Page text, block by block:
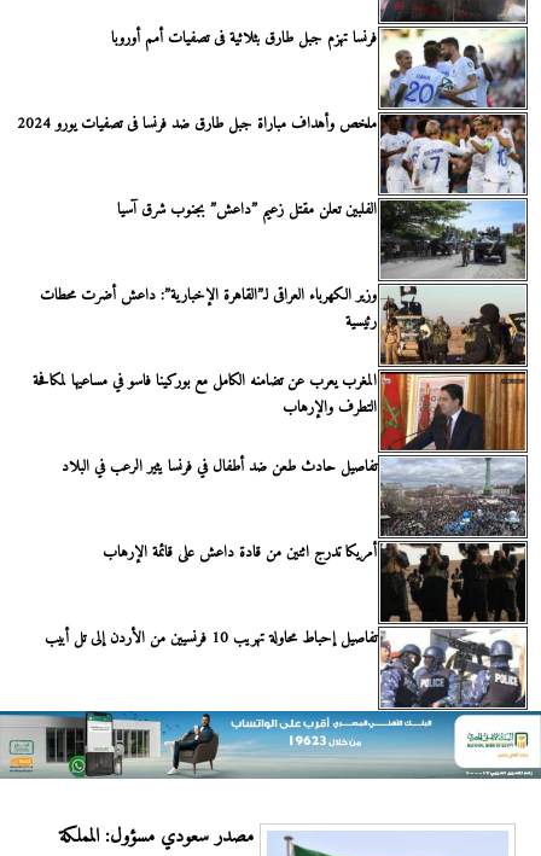
فرنسا تهزم جبل طارق بثلاثية فى تصفيات أمم أوروبا
ملخص وأهداف مباراة جبل طارق ضد فرنسا فى تصفيات يورو 2024
الفلبين تعلن مقتل زعيم ”داعش” بجنوب شرق آسيا
وزير الكهرباء العراقى لـ”القاهرة الإخبارية”: داعش أضرت محطات
رئيسية
المغرب يعرب عن تضامنه الكامل مع بوركينا فاسو في مساعيها لمكافحة
التطرف والإرهاب
تفاصيل حادث طعن ضد أطفال في فرنسا يثير الرعب في البلاد
أمريكا تدرج اثنين من قادة داعش على قائمة الإرهاب
تفاصيل إحباط محاولة تهريب 10 فرنسيين من الأردن إلى تل أبيب
مصدر سعودي مسؤول: المملكة